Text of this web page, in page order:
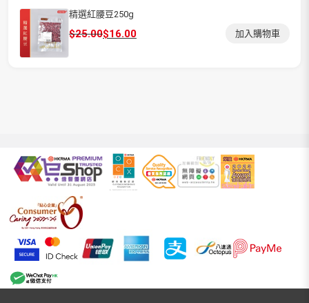
格：
$28.00。
格：
$18.00。
精選紅腰豆250g
$25.00
原
$16.00
目
加入購物車